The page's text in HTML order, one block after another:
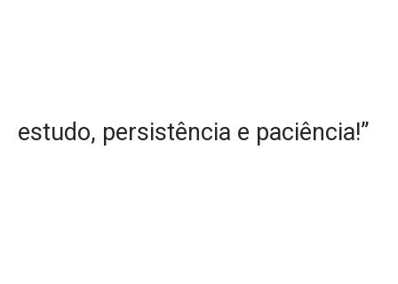
estudo, persistência e paciência!”